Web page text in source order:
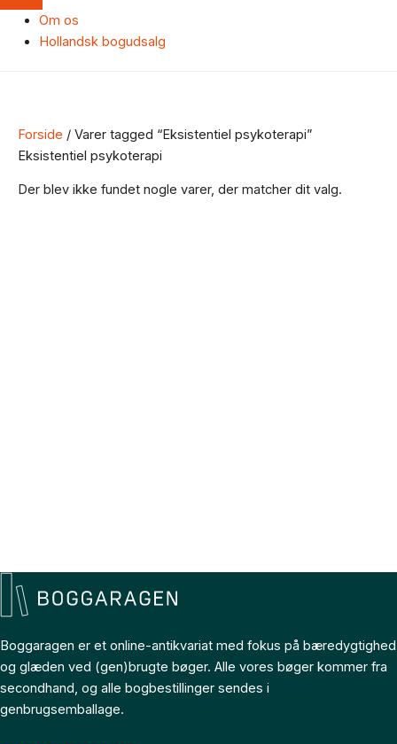
Om os
Hollandsk bogudsalg
Forside / Varer tagged “Eksistentiel psykoterapi”
Eksistentiel psykoterapi
Der blev ikke fundet nogle varer, der matcher dit valg.
Boggaragen er et online-antikvariat med fokus på bæredygtighed
og glæden ved (gen)brugte bøger. Alle vores bøger kommer fra
secondhand, og alle bogbestillinger sendes i
genbrugsemballage.